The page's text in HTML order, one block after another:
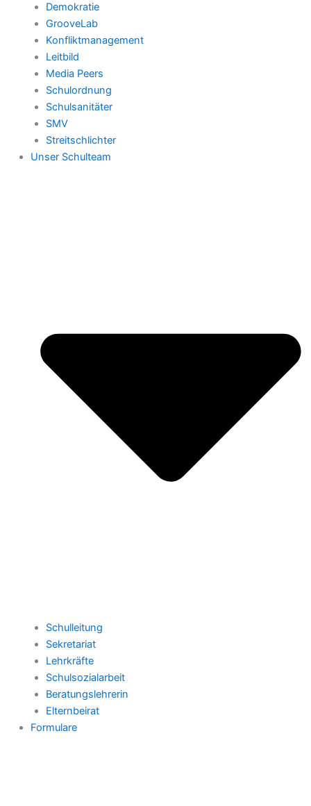
Demokratie
GrooveLab
Konfliktmanagement
Leitbild
Media Peers
Schulordnung
Schulsanitäter
SMV
Streitschlichter
Unser Schulteam
Schulleitung
Sekretariat
Lehrkräfte
Schulsozialarbeit
Beratungslehrerin
Elternbeirat
Formulare